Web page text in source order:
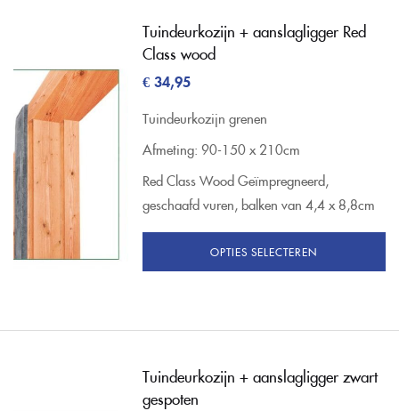
Tuindeurkozijn + aanslagligger Red
Class wood
€34,95
Tuindeurkozijn grenen
Afmeting: 90-150 x 210cm
Red Class Wood Geïmpregneerd,
geschaafd vuren, balken van 4,4 x 8,8cm
OPTIES SELECTEREN
Tuindeurkozijn + aanslagligger zwart
gespoten